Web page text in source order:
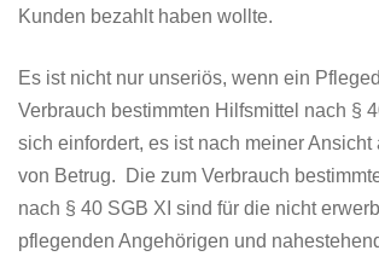
Kunden bezahlt haben wollte.
Es ist nicht nur unseriös, wenn ein
Verbrauch bestimmten Hilfsmittel nach §
sich einfordert, es ist nach meiner Ansicht
von Betrug. Die zum Verbrauch
nach § 40 SGB XI sind für die nicht
pflegenden Angehörigen und